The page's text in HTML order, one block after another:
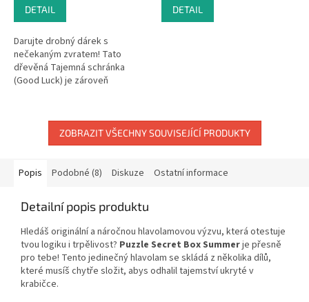
DETAIL
Darujte drobný dárek s
nečekaným zvratem! Tato
dřevěná Tajemná schránka
(Good Luck) je zároveň
proluštit, aby zjistil, jaké...
DETAIL
ZOBRAZIT VŠECHNY SOUVISEJÍCÍ PRODUKTY
Popis Podobné (8) Diskuze Ostatní informace
Detailní popis produktu
Hledáš originální a náročnou hlavolamovou výzvu, která otestuje
tvou logiku i trpělivost? Puzzle Secret Box Summerje přesně
pro tebe! Tento jedinečný hlavolam se skládá z několika dílů,
které musíš chytře složit, abys odhalil tajemství ukryté v
krabičce.